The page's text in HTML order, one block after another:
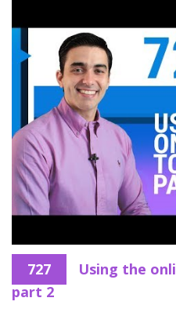
727
Using the
part 2